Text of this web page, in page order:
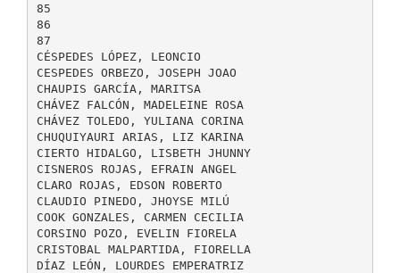
85
86
87
CÉSPEDES LÓPEZ, LEONCIO
CESPEDES ORBEZO, JOSEPH JOAO
CHAUPIS GARCÍA, MARITSA
CHÁVEZ FALCÓN, MADELEINE ROSA
CHÁVEZ TOLEDO, YULIANA CORINA
CHUQUIYAURI ARIAS, LIZ KARINA
CIERTO HIDALGO, LISBETH JHUNNY
CISNEROS ROJAS, EFRAIN ANGEL
CLARO ROJAS, EDSON ROBERTO
CLAUDIO PINEDO, JHOYSE MILÚ
COOK GONZALES, CARMEN CECILIA
CORSINO POZO, EVELIN FIORELA
CRISTOBAL MALPARTIDA, FIORELLA
DÍAZ LEÓN, LOURDES EMPERATRIZ